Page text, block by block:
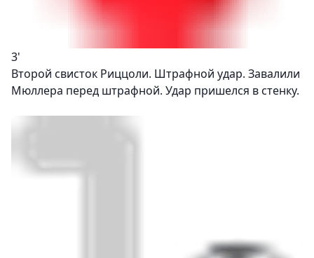
3'
Второй свисток Риццоли. Штрафной удар. Завалили
Мюллера перед штрафной. Удар пришелся в стенку.